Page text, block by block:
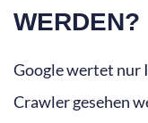
WERDEN?
Google wertet nur
Crawler gesehen